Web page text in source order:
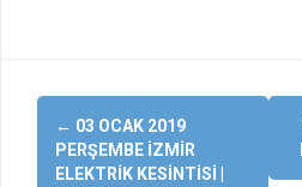
Yazı
dolaşımı
← 03 OCAK 2019
PERŞEMBE İZMIR
ELEKTRIK KESINTISI |